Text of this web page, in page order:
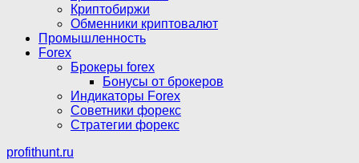
Криптобиржи
Обменники криптовалют
Промышленность
Forex
Брокеры forex
Бонусы от брокеров
Индикаторы Forex
Советники форекс
Стратегии форекс
profithunt.ru